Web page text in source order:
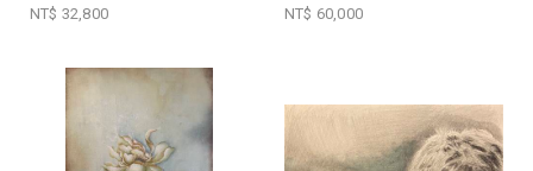
NT$ 32,800 NT$ 60,000